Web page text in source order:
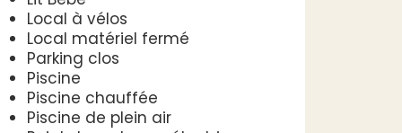
Local à vélos
Local matériel fermé
Parking clos
Piscine
Piscine chauffée
Piscine de plein air